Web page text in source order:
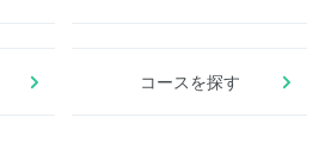
コースを探す